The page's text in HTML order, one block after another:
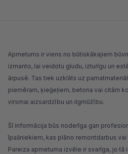
Apmetums ir viens no būtiskākajiem
izmanto, lai veidotu gludu, izturīgu un
ārpusē. Tas tiek uzklāts uz
piemēram, ķieģeļiem, betona vai citām
virsmai aizsardzību un ilgmūžību.
Šī informācija būs noderīga gan
īpašniekiem, kas plāno remontdarbus
Pareiza apmetuma izvēle ir svarīga, jo